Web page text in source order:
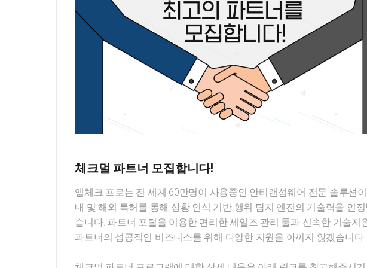
체크멀 파트너 모집합니다!
앱체크 프로는 전 세계 60만명이 사용중인 안티랜섬웨어 전문 솔루션
내 및 해외 특허를 통해 상황 인식 기반 행위 탐지 엔진의 기술력을 인
습니다. 파트너 포털을 이용한 편리한 세일즈 관리 툴과 신속한 기술지
파트너의 성공적인 비즈니스를 위해 다양한 지원을 아끼지 않겠습니다.